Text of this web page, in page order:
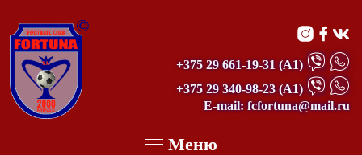
©
+375 29 661-19-31 (А1)
+375 29 340-98-23(А1)
E-mail: fcfortuna@mail.ru
Меню